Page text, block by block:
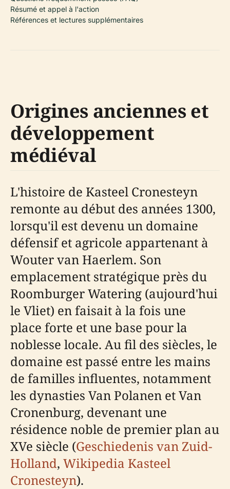
Résumé et appel à l'action
Références et lectures supplémentaires
Origines anciennes et
développement
médiéval
L'histoire de Kasteel Cronesteyn
remonte au début des années 1300,
lorsqu'il est devenu un domaine
défensif et agricole appartenant à
Wouter van Haerlem. Son
emplacement stratégique près du
Roomburger Watering (aujourd'hui
le Vliet) en faisait à la fois une
place forte et une base pour la
noblesse locale. Au fil des siècles, le
domaine est passé entre les mains
de familles influentes, notamment
les dynasties Van Polanen et Van
Cronenburg, devenant une
résidence noble de premier plan au
XVe siècle (Geschiedenis van Zuid-
Holland, Wikipedia Kasteel
Cronesteyn).